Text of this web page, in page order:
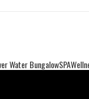
Water BungalowSPA